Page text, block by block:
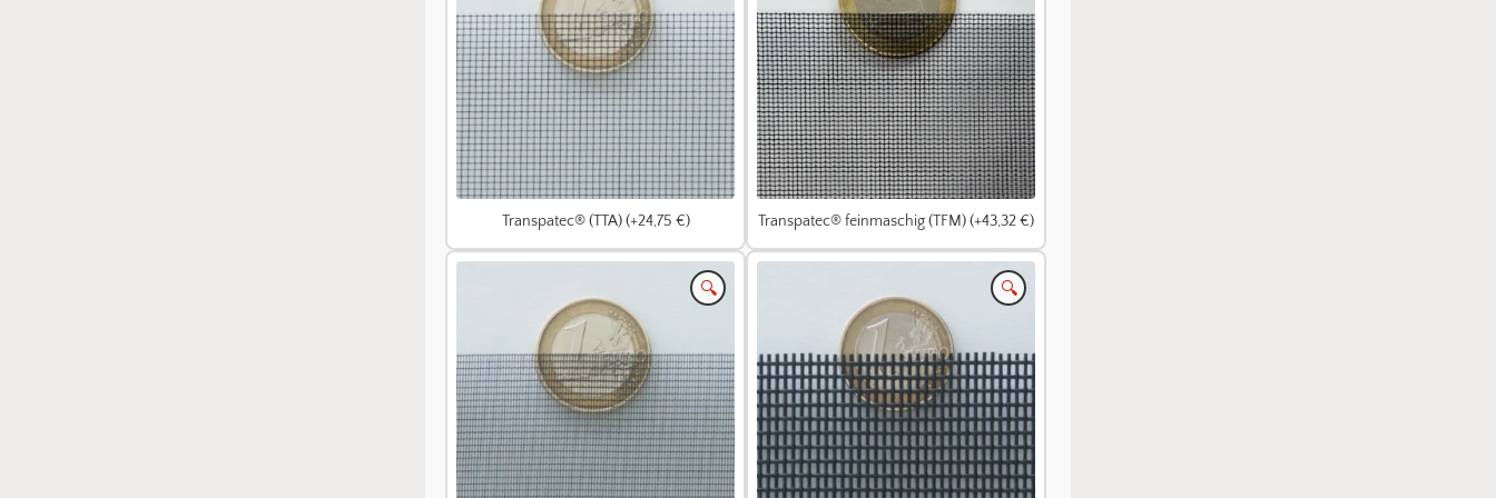
Transpatec® (TTA) (+24,75 €) Transpatec® feinmaschig (TFM) (+43,32 €)
🔍 🔍